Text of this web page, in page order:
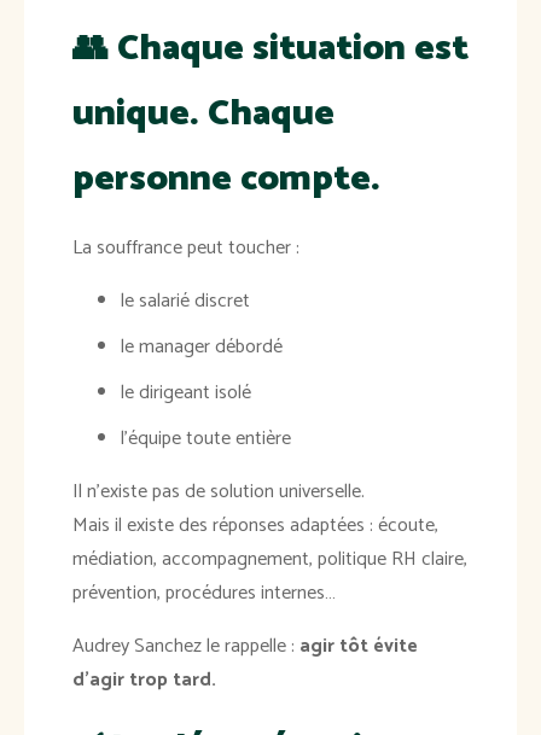
👥Chaque situation est
unique. Chaque
personne compte.
La souffrance peut toucher :
le salarié discret
le manager débordé
le dirigeant isolé
l’équipe toute entière
Il n’existe pas de solution universelle.
Mais il existe des réponses adaptées : écoute,
médiation, accompagnement, politique RH claire,
prévention, procédures internes…
Audrey Sanchez le rappelle : agir tôt évite
d’agir trop tard.